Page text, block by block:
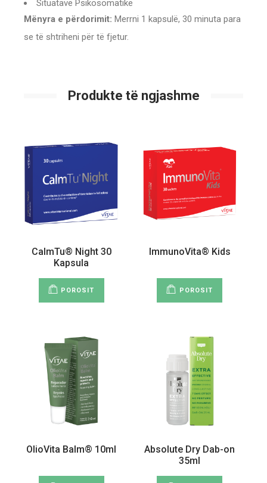
Situatave Psikosomatike
Mënyra e përdorimit: Merrni 1 kapsulë, 30 minuta para
se të shtriheni për të fjetur.
Produkte të ngjashme
CalmTu® Night 30
Kapsula
POROSIT
ImmunoVita® Kids
POROSIT
OlioVita Balm® 10ml
Absolute Dry Dab-on
35ml